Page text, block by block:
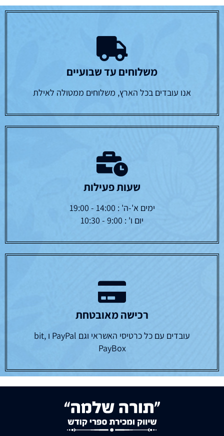
משלוחים עד שבועיים
אנו עובדים בכל הארץ, משלוחים ממטולה לאילת
שעות פעילות
ימים א'-ה' : 14:00 - 19:00
יום ו' : 9:00 - 10:30
רכישה מאובטחת
עובדים עם כל כרטיסי האשראי וגם PayPal ו bit,
PayBox